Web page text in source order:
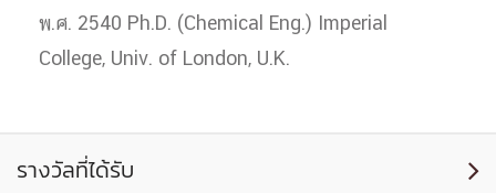
พ.ศ. 2540 Ph.D. (Chemical Eng.) Imperial
College, Univ. of London, U.K.
รางวัลที่ได้รับ 